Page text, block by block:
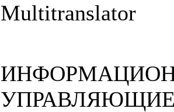
Multitranslator